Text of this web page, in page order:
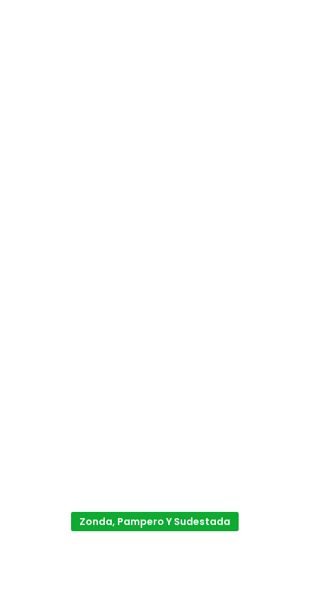
Zonda, Pampero Y Sudestada